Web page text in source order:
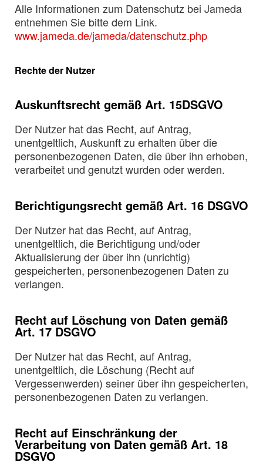
Alle Informationen zum Datenschutz bei Jameda
entnehmen Sie bitte dem Link.
www.jameda.de/jameda/datenschutz.php
Rechte der Nutzer
Auskunftsrecht gemäß Art. 15DSGVO
Der Nutzer hat das Recht, auf Antrag,
unentgeltlich, Auskunft zu erhalten über die
personenbezogenen Daten, die über ihn erhoben,
verarbeitet und genutzt wurden oder werden.
Berichtigungsrecht gemäß Art. 16 DSGVO
Der Nutzer hat das Recht, auf Antrag,
unentgeltlich, die Berichtigung und/oder
Aktualisierung der über ihn (unrichtig)
gespeicherten, personenbezogenen Daten zu
verlangen.
Recht auf Löschung von Daten gemäß
Art. 17 DSGVO
Der Nutzer hat das Recht, auf Antrag,
unentgeltlich, die Löschung (Recht auf
Vergessenwerden) seiner über ihn gespeicherten,
personenbezogenen Daten zu verlangen.
Recht auf Einschränkung der
Verarbeitung von Daten gemäß Art. 18
DSGVO